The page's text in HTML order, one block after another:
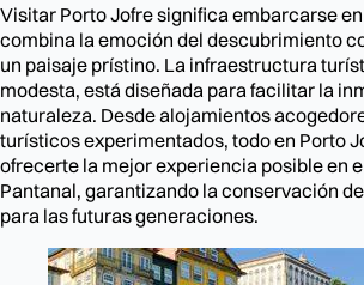
Visitar Porto Jofre significa embarcarse
combina la emoción del descubrimiento
un paisaje prístino. La infraestructura
modesta, está diseñada para facilitar la
naturaleza. Desde alojamientos
turísticos experimentados, todo en Porto
ofrecerte la mejor experiencia posible en
Pantanal, garantizando la conservación
para las futuras generaciones.